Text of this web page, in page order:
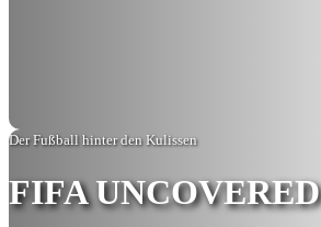
Der Fußball hinter den Kulissen
FIFA UNCOVERED